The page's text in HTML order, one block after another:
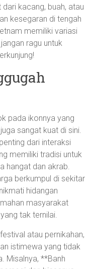
kacang, buah, atau
kesegaran di tengah
memiliki variasi
ragu untuk
pada ikonnya yang
sangat kuat di sini.
dari interaksi
memiliki tradisi untuk
hangat dan akrab.
berkumpul di sekitar
hidangan
masyarakat
tak ternilai.
atau pernikahan,
istimewa yang tidak
Misalnya, **Banh